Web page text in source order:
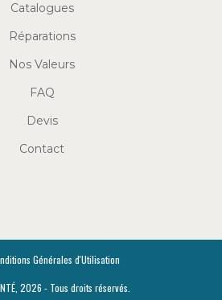
Catalogues
Réparations
Nos Valeurs
FAQ
Devis
Contact
Générales d'Utilisation
2026 - Tous droits réservés.